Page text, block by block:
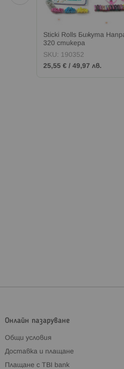
Sticki Rolls Бижута
320 стикера
SKU: 190352
25,55 € / 49,97 лв.
Онлайн пазаруване
Общи условия
Доставка и плащане
Плащане с TBI bank